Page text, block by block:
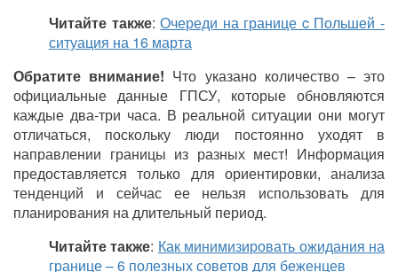
Читайте также:Очереди на границе c Польшей -
ситуация на 16 марта
Обратите внимание! Что указано количество – это
официальные данные ГПСУ, которые обновляются
каждые два-три часа. В реальной ситуации они могут
отличаться, поскольку люди постоянно уходят в
направлении границы из разных мест! Информация
предоставляется только для ориентировки, анализа
тенденций и сейчас ее нельзя использовать для
планирования на длительный период.
Читайте также: Как минимизировать ожидания на
границе – 6 полезных советов для беженцев